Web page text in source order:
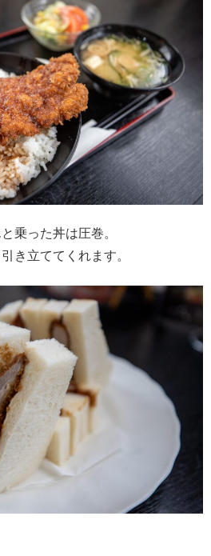
乗った丼は圧巻。
き立ててくれます。